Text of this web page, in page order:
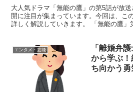
大人気ドラマ「無能の鷹」の第5話が放
開に注目が集まっています。今回は、こ
詳しく解説していきます。 「無能の鷹」
エンタメ・芸能
「離婚弁
から学ぶ
ち向かう勇